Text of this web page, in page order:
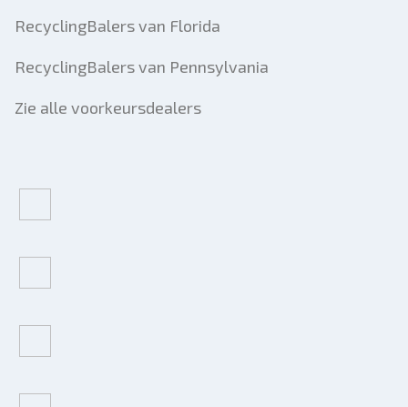
RecyclingBalers van Florida
RecyclingBalers van Pennsylvania
Zie alle voorkeursdealers